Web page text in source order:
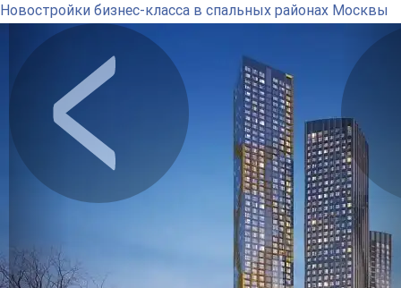
Новостройки бизнес-класса в спальных районах Москвы